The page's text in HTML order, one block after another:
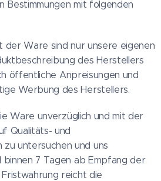
Bestimmungen mit folgenden
der Ware sind nur unsere eigenen
des Herstellers
öffentliche Anpreisungen und
Werbung des Herstellers.
Ware unverzüglich und mit der
Qualitäts- und
zu untersuchen und uns
7 Tagen ab Empfang der
reicht die